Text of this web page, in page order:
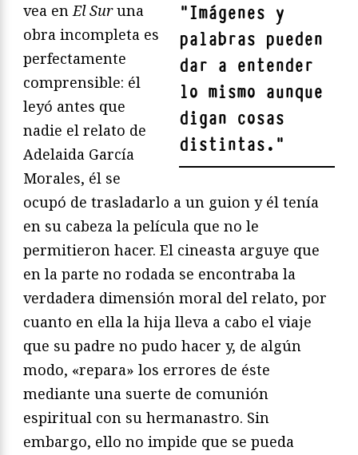
"Imágenes y
palabras pueden
dar a entender
lo mismo aunque
digan cosas
distintas. "
vea enEl Suruna
obra incompleta es
perfectamente
comprensible: él
leyó antes que
nadie el relato de
Adelaida García
Morales, él se
ocupó de trasladarlo a un guion y él tenía
en su cabeza la película que no le
permitieron hacer. El cineasta arguye que
en la parte no rodada se encontraba la
verdadera dimensión moral del relato, por
cuanto en ella la hija lleva a cabo el viaje
que su padre no pudo hacer y, de algún
modo, «repara» los errores de éste
mediante una suerte de comunión
espiritual con su hermanastro. Sin
embargo, ello no impide que se pueda